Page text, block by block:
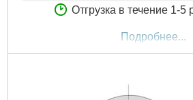
Отгрузка в течение 1-5
Подробнее...